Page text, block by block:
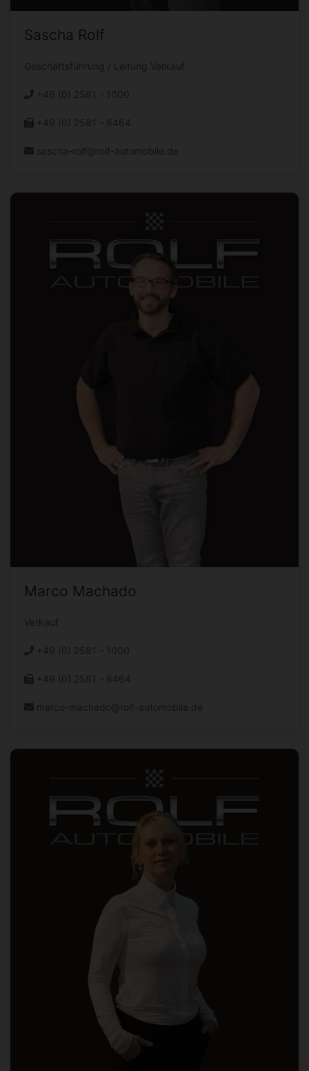
Sascha Rolf
Geschäftsführung / Leitung Verkauf
+49 (0) 2581 - 1000
+49 (0) 2581 - 6464
sascha-rolf@rolf-automobile.de
Marco Machado
Verkauf
+49 (0) 2581 - 1000
+49 (0) 2581 - 6464
marco-machado@rolf-automobile.de